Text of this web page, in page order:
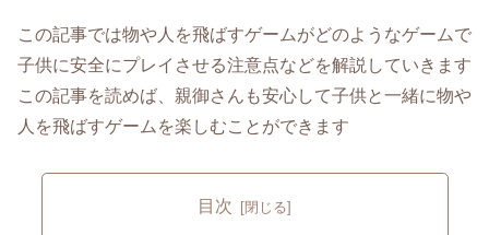
この記事では物や人を飛ばすゲームがどのようなゲームで
子供に安全にプレイさせる注意点などを解説していきます
この記事を読めば、親御さんも安心して子供と一緒に物や
人を飛ばすゲームを楽しむことができます
目次